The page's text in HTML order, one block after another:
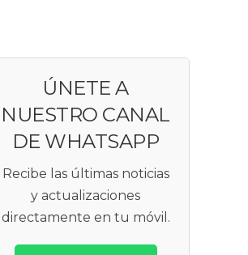
ÚNETE A
NUESTRO CANAL
DE WHATSAPP
Recibe las últimas noticias
y actualizaciones
directamente en tu móvil.